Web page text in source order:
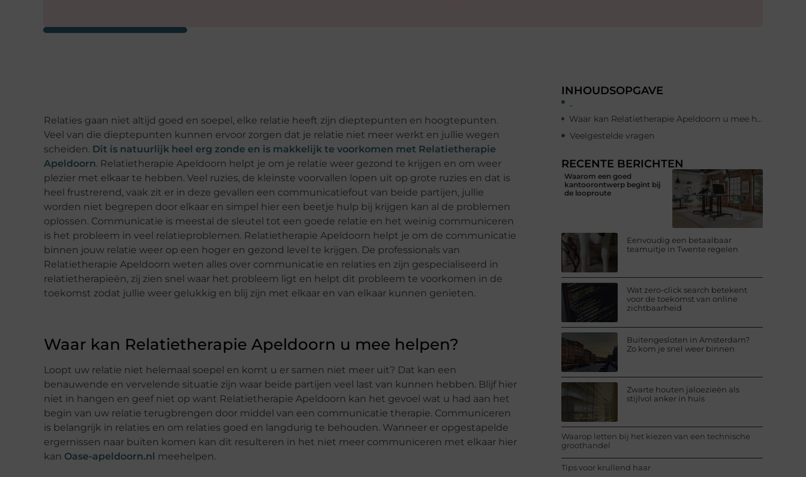
Relaties gaan niet altijd goed en soepel, elke relatie heeft zijn dieptepunten en hoogtepunten.
Veel van die dieptepunten kunnen ervoor zorgen dat je relatie niet meer werkt en jullie wegen
scheiden. Dit is natuurlijk heel erg zonde en is makkelijk te voorkomen met Relatietherapie
Apeldoorn. Relatietherapie Apeldoorn helpt je om je relatie weer gezond te krijgen en om weer
plezier met elkaar te hebben. Veel ruzies, de kleinste voorvallen lopen uit op grote ruzies en dat is
heel frustrerend, vaak zit er in deze gevallen een communicatiefout van beide partijen, jullie
worden niet begrepen door elkaar en simpel hier een beetje hulp bij krijgen kan al de problemen
oplossen. Communicatie is meestal de sleutel tot een goede relatie en het weinig communiceren
is het probleem in veel relatieproblemen. Relatietherapie Apeldoorn helpt je om de communicatie
binnen jouw relatie weer op een hoger en gezond level te krijgen. De professionals van
Relatietherapie Apeldoorn weten alles over communicatie en relaties en zijn gespecialiseerd in
relatietherapieën, zij zien snel waar het probleem ligt en helpt dit probleem te voorkomen in de
toekomst zodat jullie weer gelukkig en blij zijn met elkaar en van elkaar kunnen genieten.
Waar kan Relatietherapie Apeldoorn u mee helpen?
Loopt uw relatie niet helemaal soepel en komt u er samen niet meer uit? Dat kan een
benauwende en vervelende situatie zijn waar beide partijen veel last van kunnen hebben. Blijf hier
niet in hangen en geef niet op want Relatietherapie Apeldoorn kan het gevoel wat u had aan het
begin van uw relatie terugbrengen door middel van een communicatie therapie. Communiceren
is belangrijk in relaties en om relaties goed en langdurig te behouden. Wanneer er opgestapelde
ergernissen naar buiten komen kan dit resulteren in het niet meer communiceren met elkaar hier
kan Oase-apeldoorn.nl meehelpen.
INHOUDSOPGAVE
Waar kan Relatietherapie Apeldoorn u mee helpen?
Veelgestelde vragen
RECENTE BERICHTEN
Waarom een goed
kantoorontwerp begint bij
de looproute
Eenvoudig een betaalbaar
teamuitje in Twente regelen
Wat zero-click search betekent
voor de toekomst van online
zichtbaarheid
Buitengesloten in Amsterdam?
Zo kom je snel weer binnen
Zwarte houten jaloezieën als
stijlvol anker in huis
Waarop letten bij het kiezen van een technische
groothandel
Tips voor krullend haar